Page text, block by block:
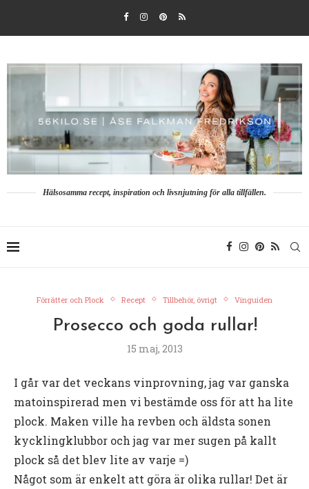
Hälsosamma recept, inspiration och livsnjutning för alla tillfällen.
Förrätter och Plock Recept Tillbehör, övrigt Vinguiden
Prosecco och goda rullar!
15 maj, 2013
I går var det veckans vinprovning, jag var ganska
matoinspirerad men vi bestämde oss för att ha lite
plock. Maken ville ha revben och äldsta sonen
kycklingklubbor och jag var mer sugen på kallt
plock så det blev lite av varje =)
Något som är enkelt att göra är olika rullar! Det är